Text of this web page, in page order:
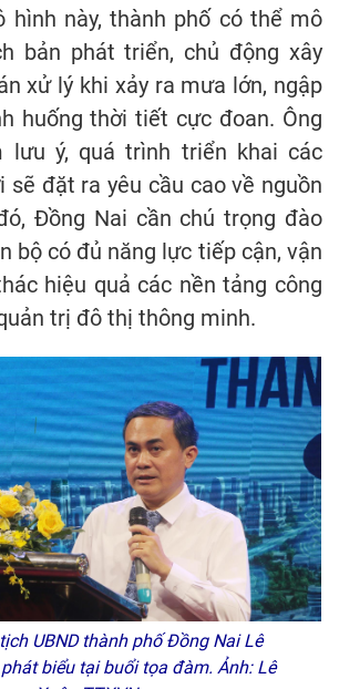
hình này, thành phố có thể mô
bản phát triển, chủ động xây
xử lý khi xảy ra mưa lớn, ngập
huống thời tiết cực đoan. Ông
lưu ý, quá trình triển khai các
sẽ đặt ra yêu cầu cao về nguồn
Đồng Nai cần chú trọng đào
bộ có đủ năng lực tiếp cận, vận
hiệu quả các nền tảng công
trị đô thị thông minh.
UBND thành phố Đồng Nai Lê
biểu tại buổi tọa đàm. Ảnh: Lê